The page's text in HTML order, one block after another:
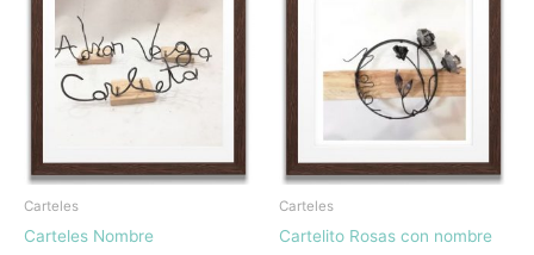
Carteles
Carteles Nombre
Carteles
Cartelito Rosas con nombre